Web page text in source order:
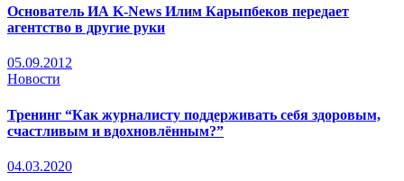
Основатель ИА K-News Илим Карыпбеков передает
агентство в другие руки
05.09.2012
Новости
Тренинг “Как журналисту поддерживать себя здоровым,
счастливым и вдохновлённым?”
04.03.2020